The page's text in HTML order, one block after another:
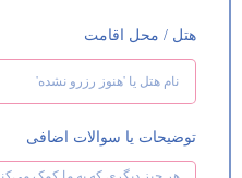
هتل / محل اقامت
توضیحات یا سوالات اضافی